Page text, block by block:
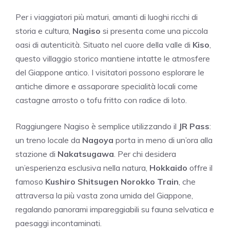
Per i viaggiatori più maturi, amanti di luoghi ricchi di
storia e cultura, Nagiso si presenta come una piccola
oasi di autenticità. Situato nel cuore della valle di Kiso
questo villaggio storico mantiene intatte le atmosfere
del Giappone antico. I visitatori possono esplorare le
antiche dimore e assaporare specialità locali come
castagne arrosto o tofu fritto con radice di loto.
Raggiungere Nagiso è semplice utilizzando il JR Pass:
un treno locale da Nagoya porta in meno di un’ora alla
stazione di Nakatsugawa . Per chi desidera
un’esperienza esclusiva nella natura, Hokkaido offre il
famoso Kushiro Shitsugen Norokko Train , che
attraversa la più vasta zona umida del Giappone,
regalando panorami impareggiabili su fauna selvatica e
paesaggi incontaminati.